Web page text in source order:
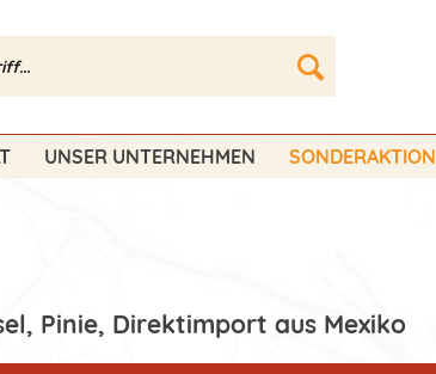
UNSER UNTERNEHMEN SONDERAKTION
Pinie, Direktimport aus Mexiko